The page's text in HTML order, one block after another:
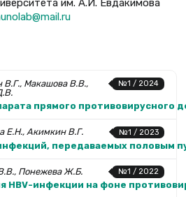
им. А.И. Евдакимова
№1 / 2024
В.Г., Макашова В.В.,
прямого противовирусного
№1 / 2023
Е.Н., Акимкин В.Г.
передаваемых половым
№1 / 2022
Понежева Ж.Б.
HBV-инфекции на фоне